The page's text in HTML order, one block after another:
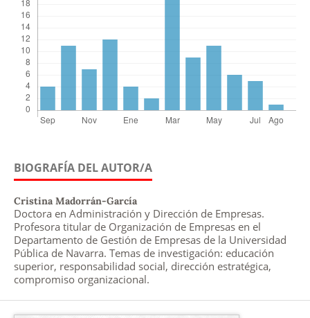
BIOGRAFÍA DEL AUTOR/A
Cristina Madorrán-García
Doctora en Administración y Dirección de Empresas.
Profesora titular de Organización de Empresas en el
Departamento de Gestión de Empresas de la Universidad
Pública de Navarra. Temas de investigación: educación
superior, responsabilidad social, dirección estratégica,
compromiso organizacional.